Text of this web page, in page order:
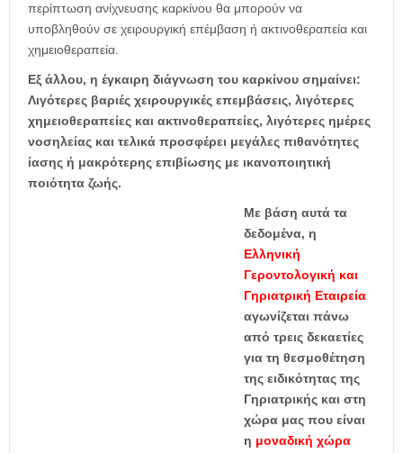
περίπτωση ανίχνευσης καρκίνου θα μπορούν να
υποβληθούν σε χειρουργική επέμβαση ή ακτινοθεραπεία και
χημειοθεραπεία.
Εξ άλλου, η έγκαιρη διάγνωση του καρκίνου σημαίνει:
Λιγότερες βαριές χειρουργικές επεμβάσεις, λιγότερες
χημειοθεραπείες και ακτινοθεραπείες, λιγότερες ημέρες
νοσηλείας και τελικά προσφέρει μεγάλες πιθανότητες
ίασης ή μακρότερης επιβίωσης με ικανοποιητική
ποιότητα ζωής.
Με βάση αυτά τα
δεδομένα, η
Ελληνική
Γεροντολογική και
Γηριατρική Εταιρεία
αγωνίζεται πάνω
από τρεις δεκαετίες
για τη θεσμοθέτηση
της ειδικότητας της
Γηριατρικής και στη
χώρα μας που είναι
η μοναδική χώρα